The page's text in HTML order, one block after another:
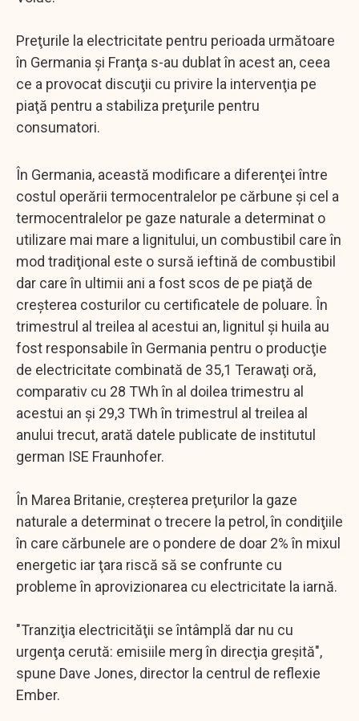
Preţurile la electricitate pentru perioada următoare
în Germania şi Franţa s-au dublat în acest an, ceea
ce a provocat discuţii cu privire la intervenţia pe
piaţă pentru a stabiliza preţurile pentru
consumatori.
În Germania, această modificare a diferenţei între
costul operării termocentralelor pe cărbune şi cel a
termocentralelor pe gaze naturale a determinat o
utilizare mai mare a lignitului, un combustibil care în
mod tradiţional este o sursă ieftină de combustibil
dar care în ultimii ani a fost scos de pe piaţă de
creşterea costurilor cu certificatele de poluare. În
trimestrul al treilea al acestui an, lignitul şi huila au
fost responsabile în Germania pentru o producţie
de electricitate combinată de 35,1 Terawaţi oră,
comparativ cu 28 TWh în al doilea trimestru al
acestui an şi 29,3 TWh în trimestrul al treilea al
anului trecut, arată datele publicate de institutul
german ISE Fraunhofer.
În Marea Britanie, creşterea preţurilor la gaze
naturale a determinat o trecere la petrol, în condiţiile
în care cărbunele are o pondere de doar 2% în mixul
energetic iar ţara riscă să se confrunte cu
probleme în aprovizionarea cu electricitate la iarnă.
"Tranziţia electricităţii se întâmplă dar nu cu
urgenţa cerută: emisiile merg în direcţia greşită",
spune Dave Jones, director la centrul de reflexie
Ember.